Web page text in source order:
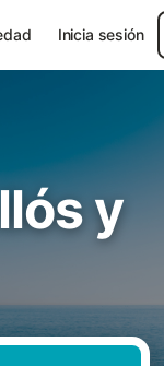
Inicia sesión
y